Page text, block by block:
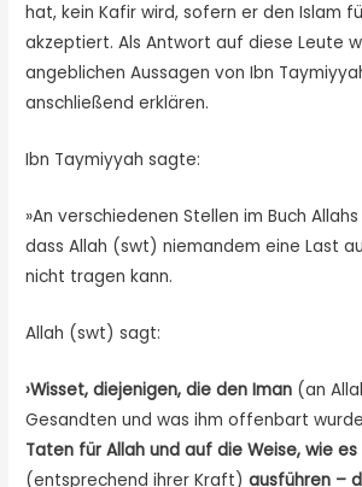
hat, kein Kafir wird, sofern er den Islam
akzeptiert. Als Antwort auf diese Leute
angeblichen Aussagen von Ibn
anschließend erklären.
Ibn Taymiyyah sagte:
»An verschiedenen Stellen im Buch
dass Allah (swt) niemandem eine Last
nicht tragen kann.
Allah (swt) sagt:
›Wisset, diejenigen, die den Iman (an
Gesandten und was ihm offenbart
Taten für Allah und auf die Weise, wie
(entsprechend ihrer Kraft)ausführen –